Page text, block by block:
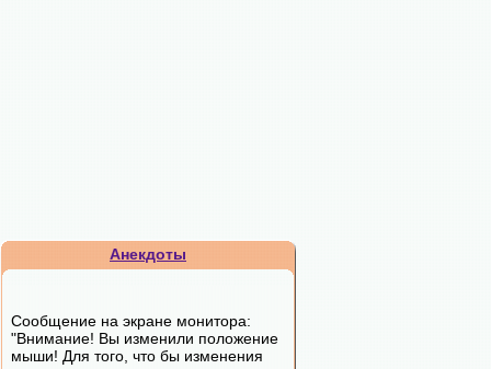
Анекдоты
Сообщение на экране монитора:
"Внимание! Вы изменили положение
мыши! Для того, что бы изменения